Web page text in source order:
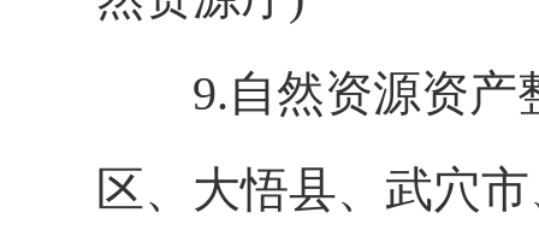
9.自然资源资产
区、大悟县、武穴